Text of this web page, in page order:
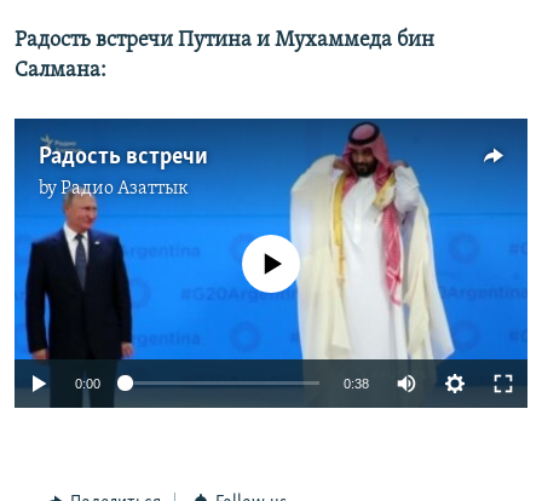
Радость встречи Путина и Мухаммеда бин
Салмана:
Радость встречи
byРадио Азаттык
No media source currently available
0:00 0:38